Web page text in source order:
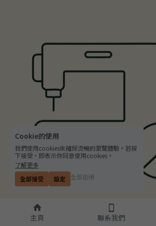
Step.5開始製作
主頁 聯系我們
Cookie的使用
我們使用cookies來確保流暢的瀏覽體驗。若按
下接受，即表示你同意使用cookies。
了解更多
全部接受
設定 全部拒絕